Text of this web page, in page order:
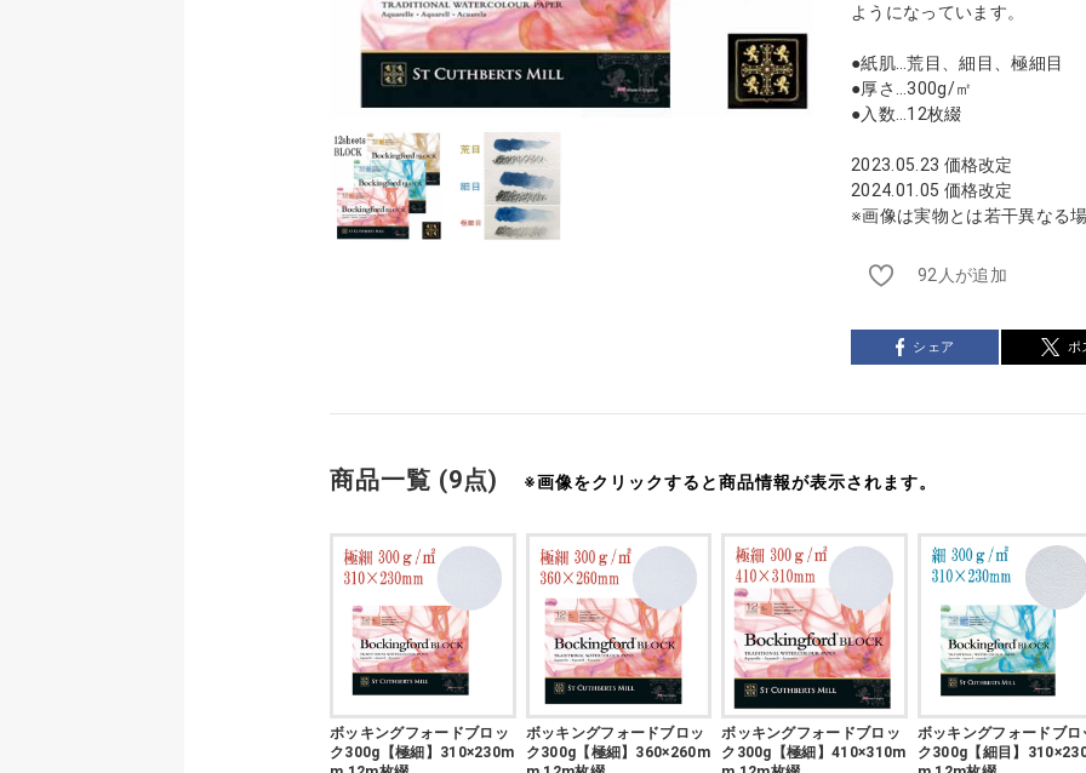
ようになっています。
●紙肌…荒目、細目、極細目
●厚さ…300g/㎡
●入数…12枚綴
2023.05.23 価格改定
2024.01.05 価格改定
※画像は実物とは若干異なる
92人が追加
シェア ポ
商品一覧 (9点) ※画像をクリックすると商品情報が表示されます。
ボッキングフォードブロッ
ク300g【極細】310×230m
ボッキングフォードブロッ
ク300g【極細】360×260m
ボッキングフォードブロッ
ク300g【極細】410×310m
ボッキングフォードブロ
ク300g【細目】